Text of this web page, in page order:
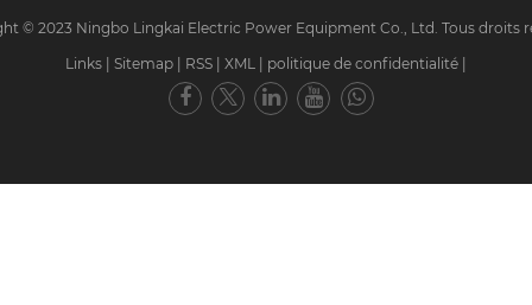
© 2023 Ningbo Lingkai Electric Power Equipment Co., Ltd. Tous droits
Links
Sitemap RSS XML politique de confidentialité